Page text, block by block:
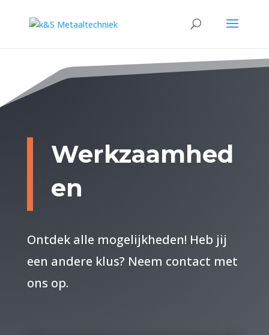
Werkzaamhed
en
Ontdek alle mogelijkheden! Heb jij
een andere klus? Neem contact met
ons op.